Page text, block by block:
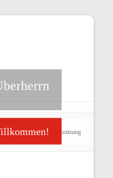
Veranstaltungen>Kappensitzung